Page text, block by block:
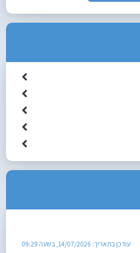
עודכן בתאריך: 14/07/2026, בשעה 09:29